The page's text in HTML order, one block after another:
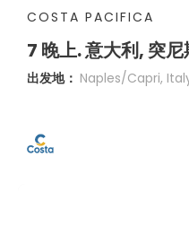
COSTA PACIFICA
7 晚上. 意大利, 突
出发地： Naples/capri,